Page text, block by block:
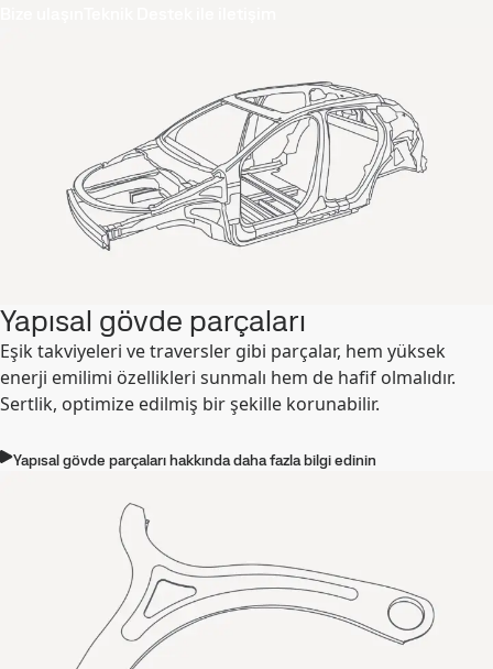
Yapısal gövde parçaları
Eşik takviyeleri ve traversler gibi parçalar, hem yüksek
enerji emilimi özellikleri sunmalı hem de hafif olmalıdır.
Sertlik, optimize edilmiş bir şekille korunabilir.
Yapısal gövde parçaları hakkında daha fazla bilgi edinin